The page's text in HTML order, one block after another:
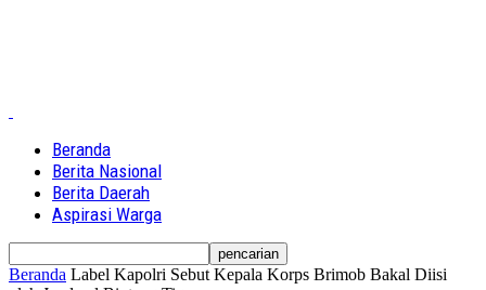
Beranda
Berita Nasional
Berita Daerah
Aspirasi Warga
Beranda Label Kapolri Sebut Kepala Korps Brimob Bakal Diisi